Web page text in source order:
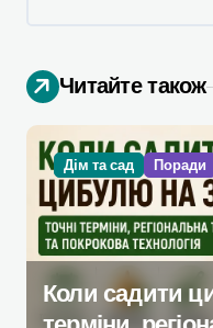
а
п
и
с
в
Читайте також
Дім та сад Поради
Коли садити